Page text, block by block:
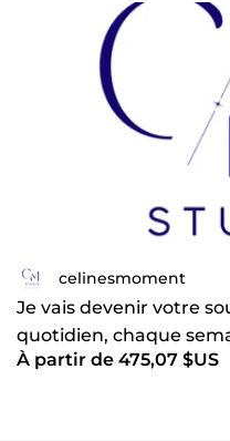
celinesmoment
Je vais devenir votre
quotidien, chaque
À partir de 475,07 $US